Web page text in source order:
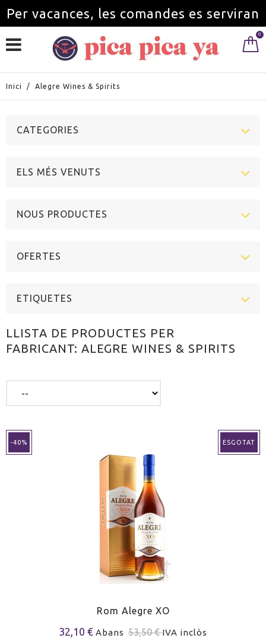
Per vacances, les comandes es serviran
a partir de l'1 de setembre.
0
Inici / Alegre Wines & Spirits
CATEGORIES
ELS MÉS VENUTS
NOUS PRODUCTES
OFERTES
ETIQUETES
LLISTA DE PRODUCTES PER
FABRICANT: ALEGRE WINES & SPIRITS
ESGOTAT
-40%
Rom Alegre XO
32,10 € Abans 53,50 €IVA inclòs